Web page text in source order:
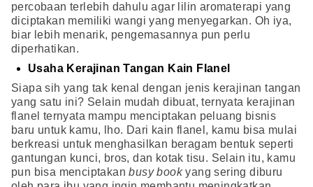
percobaan terlebih dahulu agar lilin aromaterapi yang
diciptakan memiliki wangi yang menyegarkan. Oh iya,
biar lebih menarik, pengemasannya pun perlu
diperhatikan.
Usaha Kerajinan Tangan Kain Flanel
Siapa sih yang tak kenal dengan jenis kerajinan tangan
yang satu ini? Selain mudah dibuat, ternyata kerajinan
flanel ternyata mampu menciptakan peluang bisnis
baru untuk kamu, lho. Dari kain flanel, kamu bisa mulai
berkreasi untuk menghasilkan beragam bentuk seperti
gantungan kunci, bros, dan kotak tisu. Selain itu, kamu
pun bisa menciptakanbusy bookyang sering diburu